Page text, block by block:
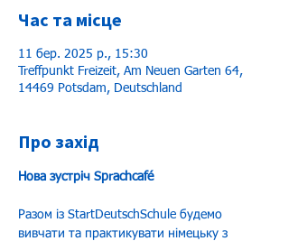
Час та місце
11 бер. 2025 р., 15:30
Treffpunkt Freizeit, Am Neuen Garten 64,
14469 Potsdam, Deutschland
Про захід
Нова зустріч Sprachcafé
Разом із StartDeutschSchule будемо
вивчати та практикувати німецьку з